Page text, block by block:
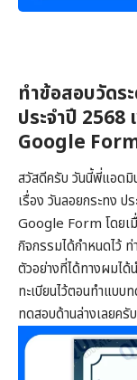
ทำข้อสอบวัดร
ประจำปี 2568
Google
สวัสดีครับ วันนี้พี่แอดมิ
เรื่อง วันลอยกระทง ป
Google Form โดยเ
กิจกรรมได้กำหนดไว้
ตัวอย่างที่ได้ทางผมได้
ทะเบียนไว้ตอนทำแบ
ทดสอบด้านล่างเลยครับ